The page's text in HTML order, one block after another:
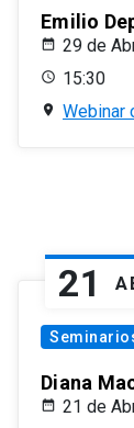
Emilio
29 de
15:30
Webinar
21
Diana
21 de